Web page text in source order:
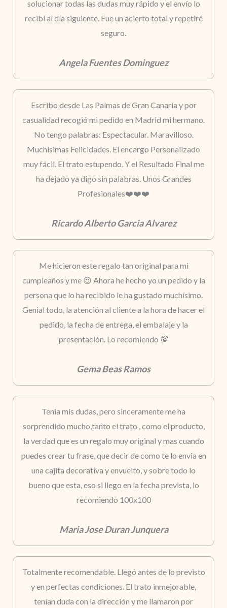
solucionar todas las dudas muy rápido y el envío lo
recibí al día siguiente. Fue un acierto total y repetiré
seguro.
Angela Fuentes Dominguez
Escribo desde Las Palmas de Gran Canaria y por
casualidad recogió mi pedido en Madrid mi hermano.
No tengo palabras: Espectacular. Maravilloso.
Muchísimas Felicidades. El encargo Personalizado
muy fácil. El trato estupendo. Y el Resultado Final me
ha dejado ya digo sin palabras. Unos Grandes
Profesionales❤️❤️❤️
Ricardo Alberto Garcia Alvarez
Me hicieron este regalo tan original para mi
cumpleaños y me 😍 Ahora he hecho yo un pedido y la
persona que lo ha recibido le ha gustado muchísimo.
Genial todo, la atención al cliente a la hora de hacer el
pedido, la fecha de entrega, el embalaje y la
presentación. Lo recomiendo 💯
Gema Beas Ramos
Tenia mis dudas, pero sinceramente me ha
sorprendido mucho,tanto el trato , como el producto,
la verdad que es un regalo muy original y mas cuando
puedes crear tu frase, que decir de como te lo envia en
una cajita decorativa y envuelto, y sobre todo lo
bueno que esta, eso si llego en la fecha prevista, lo
recomiendo 100x100
Maria Jose Duran Junquera
Totalmente recomendable. Llegó antes de lo previsto
y en perfectas condiciones. El trato inmejorable,
tenían duda con la dirección y me llamaron por